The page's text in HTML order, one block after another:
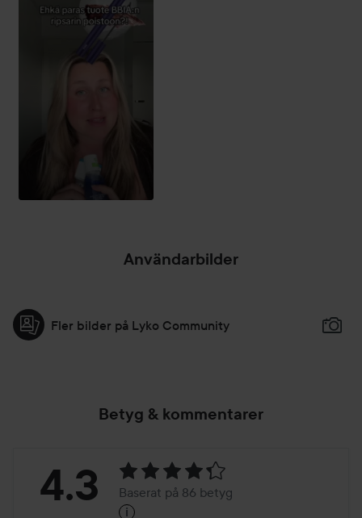
Användarbilder
Fler bilder på Lyko Community
Betyg & kommentarer
Betyg:
4.3 Baserat på 86 betyg
i